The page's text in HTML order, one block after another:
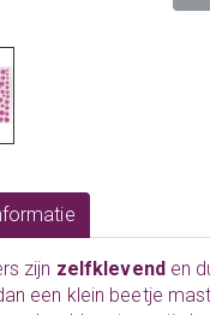
zijn zelfklevenden
een klein beetje